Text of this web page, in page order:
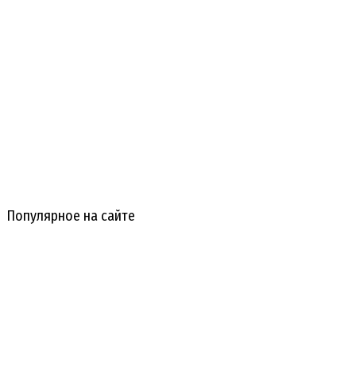
Популярное на сайте